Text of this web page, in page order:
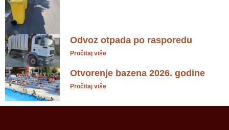
Odvoz otpada po rasporedu
Pročitaj više
Otvorenje bazena 2026. godine
Pročitaj više